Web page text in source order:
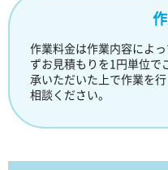
作業料金は作業内容によ
ずお見積もりを1円単位で
承いただいた上で作業を
相談ください。